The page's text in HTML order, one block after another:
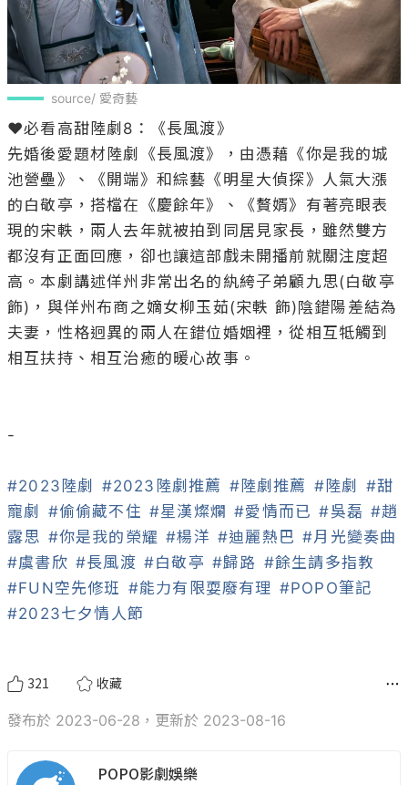
source/ 愛奇藝
❤️必看高甜陸劇8：《長風渡》
先婚後愛題材陸劇《長風渡》，由憑藉《你是我的城
池營壘》、《開端》和綜藝《明星大偵探》人氣大漲
的白敬亭，搭檔在《慶餘年》、《贅婿》有著亮眼表
現的宋軼，兩人去年就被拍到同居見家長，雖然雙方
都沒有正面回應，卻也讓這部戲未開播前就關注度超
高。本劇講述佯州非常出名的紈絝子弟顧九思(白敬亭
飾)，與佯州布商之嫡女柳玉茹(宋軼 飾)陰錯陽差結為
夫妻，性格迥異的兩人在錯位婚姻裡，從相互牴觸到
相互扶持、相互治癒的暖心故事。
-
#2023陸劇 #2023陸劇推薦 #陸劇推薦 #陸劇
#甜
寵劇
#偷偷藏不住 #星漢燦爛 #愛情而已 #吳磊 #趙
露思 #你是我的榮耀 #楊洋 #迪麗熱巴 #月光變奏曲
#虞書欣 #長風渡 #白敬亭 #歸路 #餘生請多指教
#FUN空先修班 #能力有限耍廢有理 #POPO筆記
#2023七夕情人節
321 收藏
發布於 2023-06-28，更新於 2023-08-16
POPO影劇娛樂